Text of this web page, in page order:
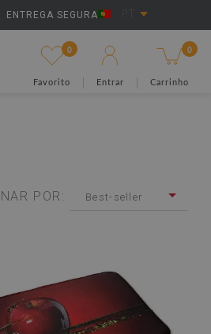
ENTREGA SEGURA
0
Favorito Entrar
0
Carrinho
POR: Best-seller